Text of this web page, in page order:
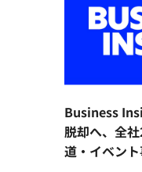
Business
脱却へ、全
道・イベン